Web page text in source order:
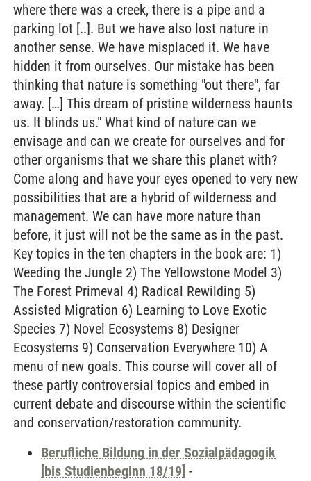
where there was a creek, there is a pipe and a
parking lot [..]. But we have also lost nature in
another sense. We have misplaced it. We have
hidden it from ourselves. Our mistake has been
thinking that nature is something "out there", far
away. […] This dream of pristine wilderness haunts
us. It blinds us." What kind of nature can we
envisage and can we create for ourselves and for
other organisms that we share this planet with?
Come along and have your eyes opened to very new
possibilities that are a hybrid of wilderness and
management. We can have more nature than
before, it just will not be the same as in the past.
Key topics in the ten chapters in the book are: 1)
Weeding the Jungle 2) The Yellowstone Model 3)
The Forest Primeval 4) Radical Rewilding 5)
Assisted Migration 6) Learning to Love Exotic
Species 7) Novel Ecosystems 8) Designer
Ecosystems 9) Conservation Everywhere 10) A
menu of new goals. This course will cover all of
these partly controversial topics and embed in
current debate and discourse within the scientific
and conservation/restoration community.
Berufliche Bildung in der Sozialpädagogik
[bis Studienbeginn 18/19] -